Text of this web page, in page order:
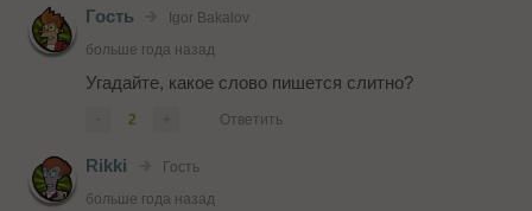
Гость
Igor Bakalov
больше года назад
Угадайте, какое слово пишется слитно?
2 Ответить
Rikki
Гость
больше года назад